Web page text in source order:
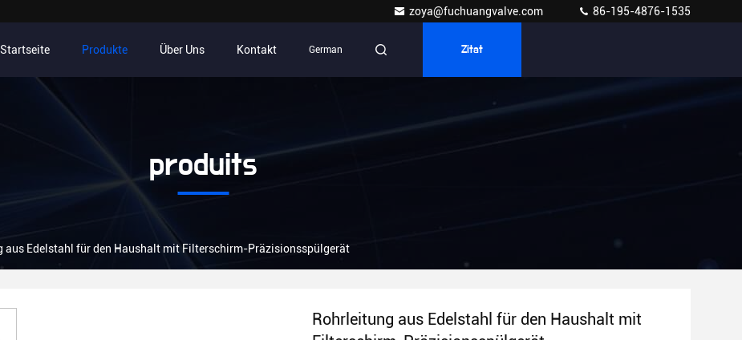
zoya@fuchuangvalve.com 86-195-4876-1535
Startseite Produkte Über Uns Kontakt German Zitat
produits
aus Edelstahl für den Haushalt mit Filterschirm-Präzisionsspülgerät
Rohrleitung aus Edelstahl für den Haushalt mit